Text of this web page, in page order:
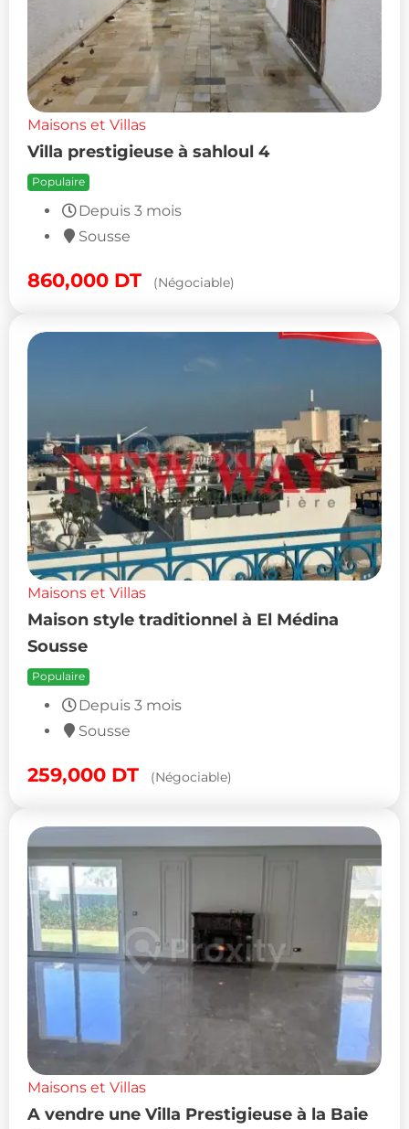
Maisons et Villas
Villa prestigieuse à sahloul 4
Populaire
Depuis 3 mois
Sousse
860,000 DT (Négociable)
Maisons et Villas
Maison style traditionnel à El Médina
Sousse
Populaire
Depuis 3 mois
Sousse
259,000 DT (Négociable)
Maisons et Villas
A vendre une Villa Prestigieuse à la Baie